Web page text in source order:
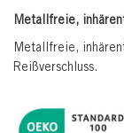
Metallfreie,
Metallfreie,
Reißverschluss.